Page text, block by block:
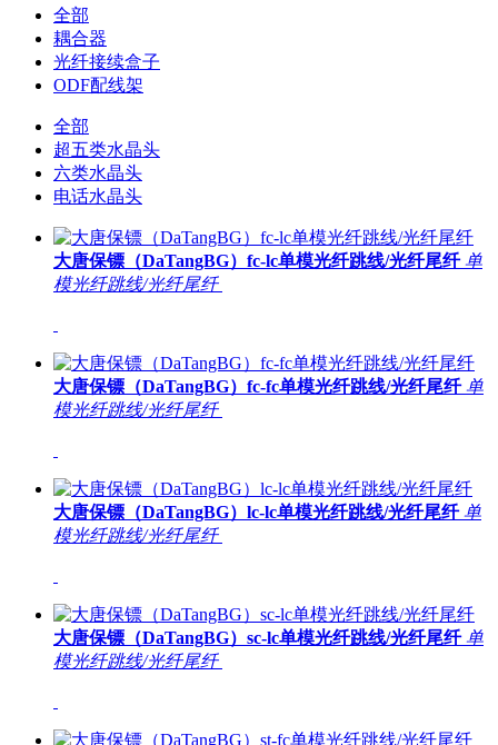
全部
耦合器
光纤接续盒子
ODF配线架
全部
超五类水晶头
六类水晶头
电话水晶头
大唐保镖（DaTangBG）fc-lc单模光纤跳线/光纤尾纤 单
模光纤跳线/光纤尾纤
大唐保镖（DaTangBG）fc-fc单模光纤跳线/光纤尾纤 单
模光纤跳线/光纤尾纤
大唐保镖（DaTangBG）lc-lc单模光纤跳线/光纤尾纤 单
模光纤跳线/光纤尾纤
大唐保镖（DaTangBG）sc-lc单模光纤跳线/光纤尾纤 单
模光纤跳线/光纤尾纤